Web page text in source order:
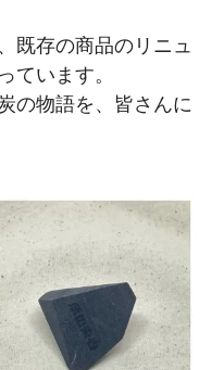
既存の商品のリニュ
ています。
の物語を、皆さんに